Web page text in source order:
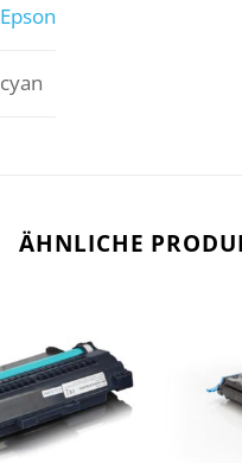
Epson
cyan
ÄHNLICHE